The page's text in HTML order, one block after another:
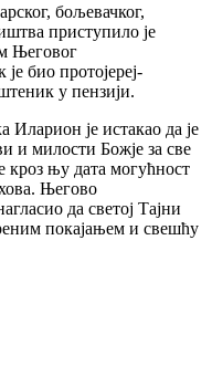
бољевачког,
приступило је
Његовог
био протојереј-
у пензији.
Иларион је истакао да је
и милости Божје за све
кроз њу дата могућност
Његово
да светој Тајни
покајањем и свешћу